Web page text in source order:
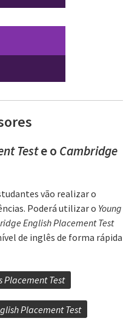
Teste o Cambridge
vão realizar o
Poderá utilizar o Young
English Placement Test
de inglês de forma rápida
Placement Test
Placement Test